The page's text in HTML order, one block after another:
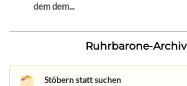
dem dem...
Ruhrbarone-Archiv
Stöbern statt suchen